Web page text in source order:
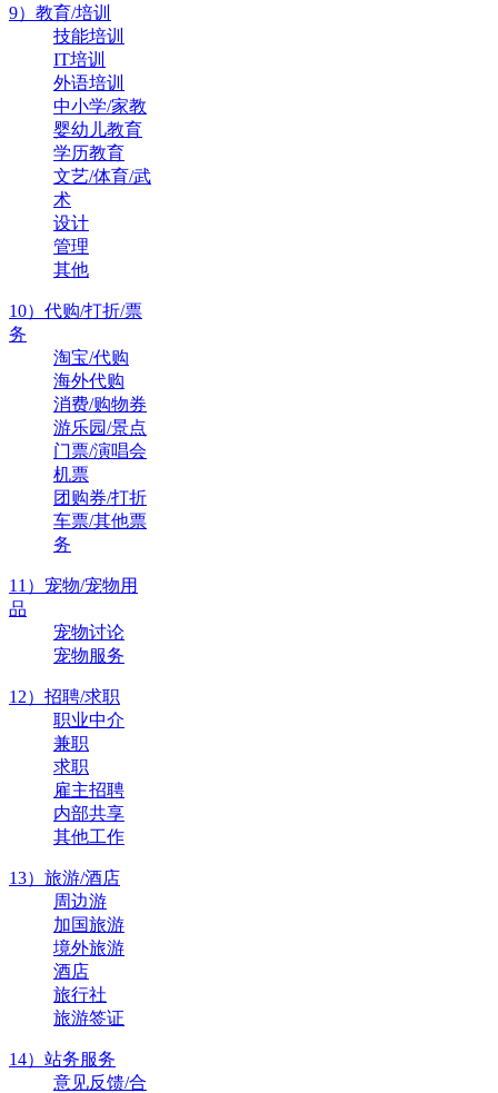
9）教育/培训
技能培训
IT培训
外语培训
中小学/家教
婴幼儿教育
学历教育
文艺/体育/武
术
设计
管理
其他
10）代购/打折/票
务
淘宝/代购
海外代购
消费/购物券
游乐园/景点
门票/演唱会
机票
团购券/打折
车票/其他票
务
11）宠物/宠物用
品
宠物讨论
宠物服务
12）招聘/求职
职业中介
兼职
求职
雇主招聘
内部共享
其他工作
13）旅游/酒店
周边游
加国旅游
境外旅游
酒店
旅行社
旅游签证
14）站务服务
意见反馈/合